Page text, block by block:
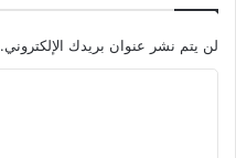
لن يتم نشر عنوان بريدك الإلكتروني.